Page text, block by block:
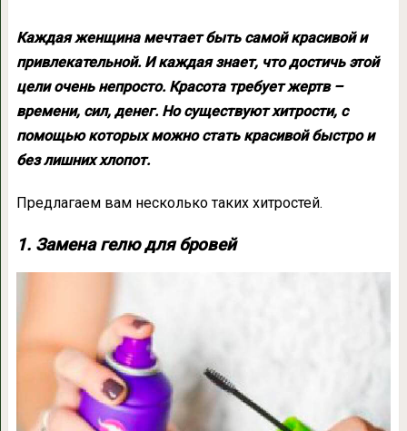
Каждая женщина мечтает быть самой красивой и
привлекательной. И каждая знает, что достичь этой
цели очень непросто. Красота требует жертв –
времени, сил, денег. Но существуют хитрости, с
помощью которых можно стать красивой быстро и
без лишних хлопот.
Предлагаем вам несколько таких хитростей.
1. Замена гелю для бровей